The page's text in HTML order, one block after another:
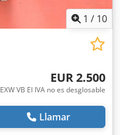
1 / 10
EUR 2.500
EXW VB El IVA no es desglosable
Llamar